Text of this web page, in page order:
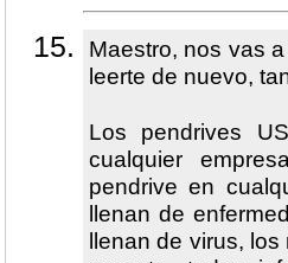
Maestro, nos vas
leerte de nuevo,
Los pendrives
cualquier
pendrive en
llenan de
llenan de virus,